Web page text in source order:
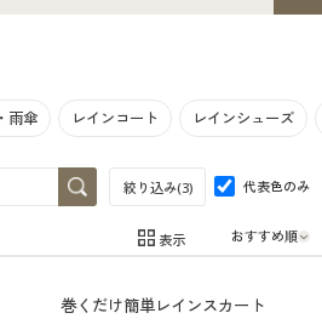
具
販すべて
雨傘 レインコート レインシューズ
絞り込み(3) 代表色のみ
のある商品のみ表示
表示
巻くだけ簡単レインスカート